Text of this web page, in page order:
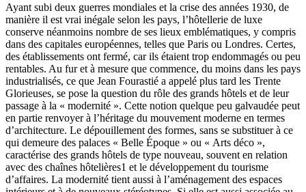
Ayant subi deux guerres mondiales et la crise des années 1930, de
manière il est vrai inégale selon les pays, l’hôtellerie de luxe
conserve néanmoins nombre de ses lieux emblématiques, y compris
dans des capitales européennes, telles que Paris ou Londres. Certes,
des établissements ont fermé, car ils étaient trop endommagés ou peu
rentables. Au fur et à mesure que commence, du moins dans les pays
industrialisés, ce que Jean Fourastié a appelé plus tard les Trente
Glorieuses, se pose la question du rôle des grands hôtels et de leur
passage à la « modernité ». Cette notion quelque peu galvaudée peut
en partie renvoyer à l’héritage du mouvement moderne en termes
d’architecture. Le dépouillement des formes, sans se substituer à ce
qui demeure des palaces « Belle Époque » ou « Arts déco »,
caractérise des grands hôtels de type nouveau, souvent en relation
avec des chaînes hôtelières1 et le développement du tourisme
d’affaires. La modernité tient aussi à l’aménagement des espaces